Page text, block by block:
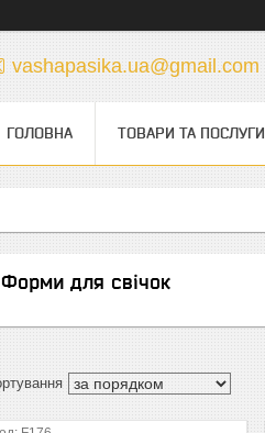
vashapasika.ua@gmail.com
ГОЛОВНА ТОВАРИ ТА ПОСЛУГИ
Форми для свічок